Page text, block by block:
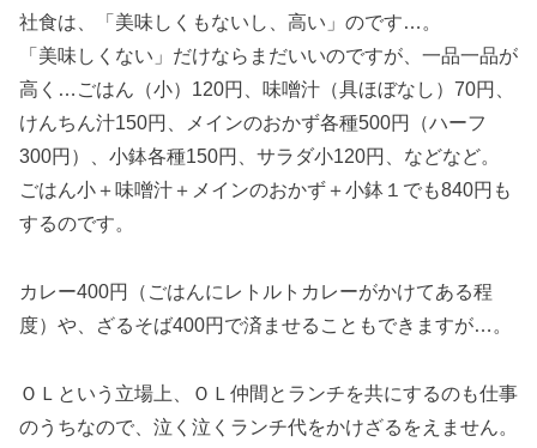
社食は、「美味しくもないし、高い」のです…。
「美味しくない」だけならまだいいのですが、一品一品が
高く…ごはん（小）120円、味噌汁（具ほぼなし）70円、
けんちん汁150円、メインのおかず各種500円（ハーフ
300円）、小鉢各種150円、サラダ小120円、などなど。
ごはん小＋味噌汁＋メインのおかず＋小鉢１でも840円も
するのです。
カレー400円（ごはんにレトルトカレーがかけてある程
度）や、ざるそば400円で済ませることもできますが…。
ＯＬという立場上、ＯＬ仲間とランチを共にするのも仕事
のうちなので、泣く泣くランチ代をかけざるをえません。